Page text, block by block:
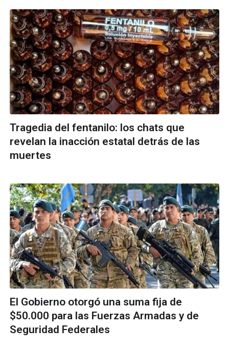
Tragedia del fentanilo: los chats que
revelan la inacción estatal detrás de las
muertes
El Gobierno otorgó una suma fija de
$50.000 para las Fuerzas Armadas y de
Seguridad Federales